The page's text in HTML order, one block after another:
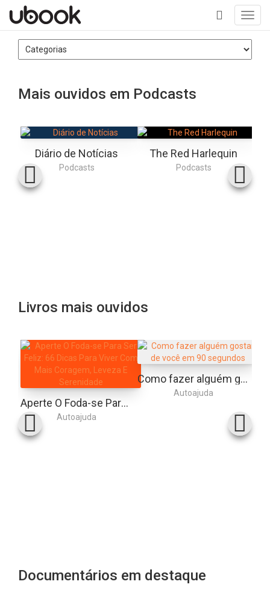
+
Mais ouvidos em Podcasts
Diário de Notícias
Podcasts
The Red Harlequin
Podcasts
Livros mais ouvidos
Aperte O Foda-se Para Ser Feliz: 66 Dicas Para Viver Com Mais Coragem, Leveza E Serenidade
Autoajuda
Como fazer alguém gostar de você em 90 segundos
Autoajuda
Documentários em destaque